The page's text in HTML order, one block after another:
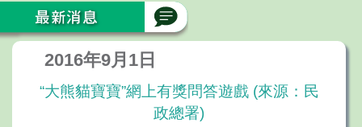
2016年9月1日
“大熊貓寶寶”網上有獎問答遊戲 (來源：民
政總署)